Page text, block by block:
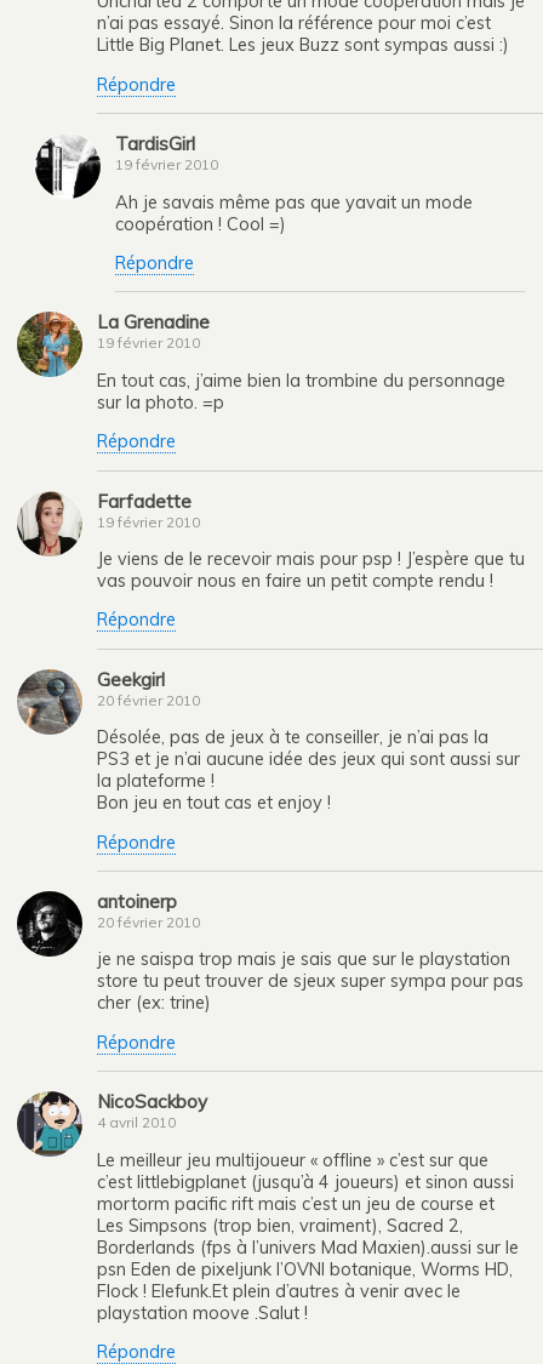
n’ai pas essayé. Sinon la référence pour moi c’est
Little Big Planet. Les jeux Buzz sont sympas aussi :)
Répondre
TardisGirl
19 février 2010
Ah je savais même pas que yavait un mode
coopération ! Cool =)
Répondre
La Grenadine
19 février 2010
En tout cas, j’aime bien la trombine du personnage
sur la photo. =p
Répondre
Farfadette
19 février 2010
Je viens de le recevoir mais pour psp ! J’espère que tu
vas pouvoir nous en faire un petit compte rendu !
Répondre
Geekgirl
20 février 2010
Désolée, pas de jeux à te conseiller, je n’ai pas la
PS3 et je n’ai aucune idée des jeux qui sont aussi sur
la plateforme !
Bon jeu en tout cas et enjoy !
Répondre
antoinerp
20 février 2010
je ne saispa trop mais je sais que sur le playstation
store tu peut trouver de sjeux super sympa pour pas
cher (ex: trine)
Répondre
NicoSackboy
4 avril 2010
Le meilleur jeu multijoueur « offline » c’est sur que
c’est littlebigplanet (jusqu’à 4 joueurs) et sinon aussi
mortorm pacific rift mais c’est un jeu de course et
Les Simpsons (trop bien, vraiment), Sacred 2,
Borderlands (fps à l’univers Mad Maxien).aussi sur le
psn Eden de pixeljunk l’OVNI botanique, Worms HD,
Flock ! Elefunk.Et plein d’autres à venir avec le
playstation moove .Salut !
Répondre